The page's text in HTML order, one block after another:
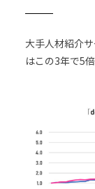
大手人材紹介
はこの3年で5